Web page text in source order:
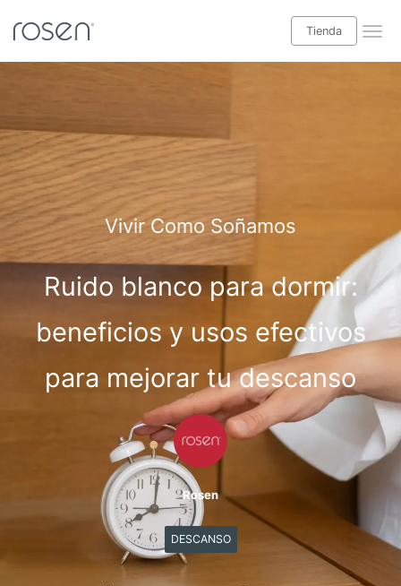
Tienda
Tienda
Categorías blog
Descanso
Salud y bienestar
Decoración interior
Casas y exteriores
Ideas hogar
Guías descargables
Vivir Como Soñamos
Ruido blanco para dormir:
beneficios y usos efectivos
para mejorar tu descanso
Rosen
DESCANSO